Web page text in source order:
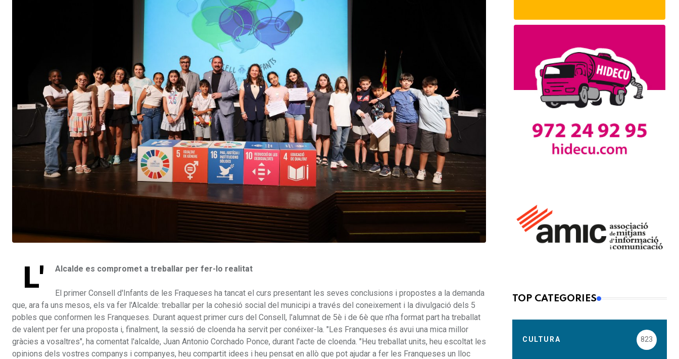
L' Alcalde es compromet a treballar per fer-lo realitat
El primer Consell d'Infants de les Fraqueses ha tancat el curs presentant les seves conclusions i propostes a la demanda
que, ara fa uns mesos, els va fer l'Alcalde: treballar per la cohesió social del municipi a través del coneixement i la divulgació dels 5
pobles que conformen les Franqueses. Durant aquest primer curs del Consell, l'alumnat de 5è i de 6è que n'ha format part ha treballat
de valent per fer una proposta i, finalment, la sessió de cloenda ha servit per conéixer-la. "Les Franqueses és avui una mica millor
gràcies a vosaltres", ha comentat l'alcalde, Juan Antonio Corchado Ponce, durant l'acte de cloenda. "Heu treballat units, heu escoltat les
opinions dels vostres companys i companyes, heu compartit idees i heu pensat en allò que pot ajudar a fer les Franqueses un lloc
TOP CATEGORIES
CULTURA 823